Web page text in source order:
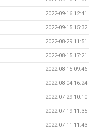
2022-09-16 12:41
2022-09-15 15:32
2022-08-29 11:51
2022-08-15 17:21
2022-08-15 09:46
2022-08-04 16:24
2022-07-29 10:10
2022-07-19 11:35
2022-07-11 11:43